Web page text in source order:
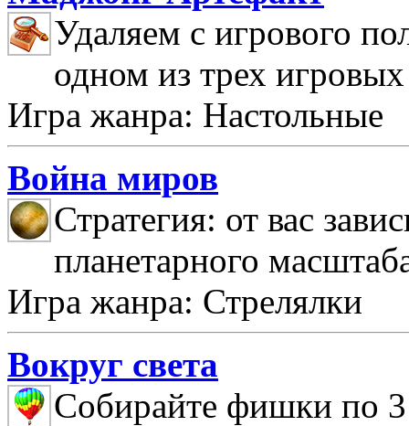
Удаляем с игрового
одном из трех
Игра жанра: Настольные
Война миров
Стратегия: от вас
планетарного
Игра жанра: Стрелялки
Вокруг света
Собирайте фишки по